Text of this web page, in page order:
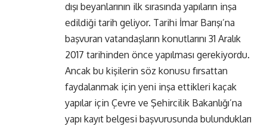
dışı beyanlarının ilk sırasında yapıların inşa
edildiği tarih geliyor. Tarihi İmar Barışı’na
başvuran vatandaşların konutlarını 31 Aralık
2017 tarihinden önce yapılması gerekiyordu.
Ancak bu kişilerin söz konusu fırsattan
faydalanmak için yeni inşa ettikleri kaçak
yapılar için Çevre ve Şehircilik Bakanlığı’na
yapı kayıt belgesi başvurusunda bulundukları